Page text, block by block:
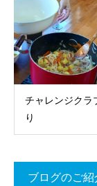
チャレンジクラ
り
ブログのご紹